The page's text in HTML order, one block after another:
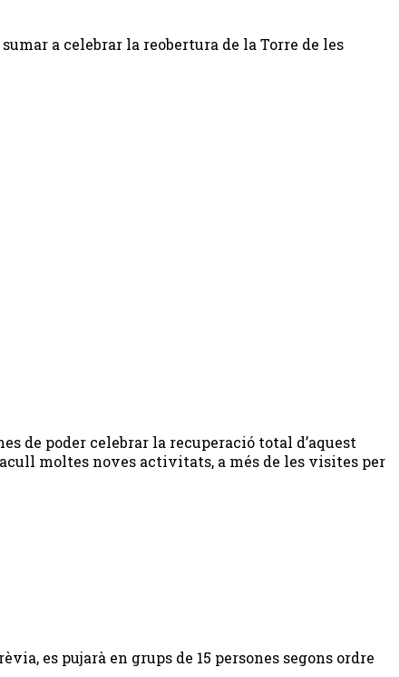
a celebrar la reobertura de la Torre de les
de poder celebrar la recuperació total d’aquest
moltes noves activitats, a més de les visites per
es pujarà en grups de 15 persones segons ordre